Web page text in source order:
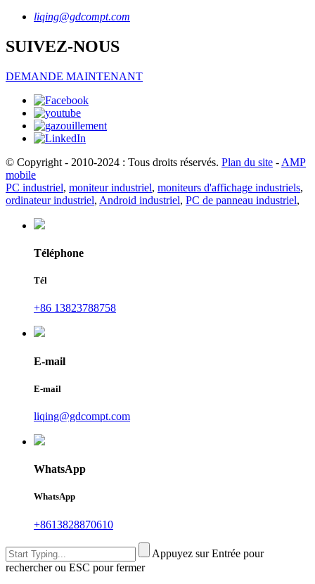
liqing@gdcompt.com
SUIVEZ-NOUS
DEMANDE MAINTENANT
© Copyright - 2010-2024 : Tous droits réservés. Plan du site - AMP
mobile
PC industriel, moniteur industriel, moniteurs d'affichage industriels,
ordinateur industriel, Android industriel, PC de panneau industriel,
Téléphone
Tél
+86 13823788758
E-mail
E-mail
liqing@gdcompt.com
WhatsApp
WhatsApp
+8613828870610
Appuyez sur Entrée pour
rechercher ou ESC pour fermer